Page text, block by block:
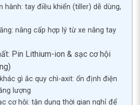
hành: tay điều khiển (tiller) dễ dùng,
nâng cấp hợp lý từ xe nâng tay
Pin Lithium-ion & sạc cơ hội
gì ắc quy chì-axit: ổn định điện
lượng
cơ hội: tận dụng thời gian nghỉ để